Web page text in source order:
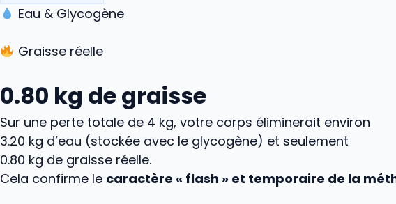
Eau & Glycogène
Graisse réelle
0.80 kg de graisse
Sur une perte totale de 4 kg, votre corps éliminerait environ
3.20 kg d’eau (stockée avec le glycogène) et seulement
0.80 kg de graisse réelle.
Cela confirme le caractère « flash » et temporaire de la